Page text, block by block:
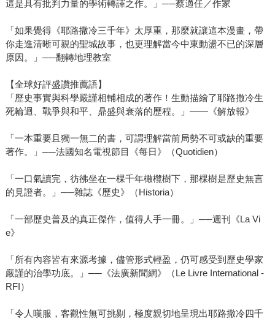
這是具有批判力量的學術轉譯之作。」──蔡適任／作家
「如果覺得《耶路撒冷三千年》太厚重，那麼就讓這本漫畫，帶
你走進清晰可親的聖城故事，也更理解當今中東動盪不已的深層
原因。」──翻轉地理教室
【全球好評盛讚推薦語】
「歷史事實與科學嚴謹相輔相成的著作！生動描繪了耶路撒冷生
死輪迴、戰爭與和平、鼎盛與衰落的歷程。」——《解放報》
「一本重要且獨一無二的書，可謂理解當前局勢不可或缺的重要
著作。」──法國知名電視節目《每日》（Quotidien）
「一口氣讀完，彷彿坐在一棵千年橄欖樹下，那棵樹是歷史無言
的見證者。」──雜誌《歷史》（Historia）
「一部歷史普及的真正傑作，值得人手一冊。」──週刊《La Vi
e》
「所有內容皆有來源考據，儘管形式輕盈，仍可感受到歷史學家
嚴謹的治學功底。」──《法廣新聞網》（Le Livre International -
RFI）
「令人嘆服，客觀性無可挑剔，極度親切地呈現出耶路撒冷四千